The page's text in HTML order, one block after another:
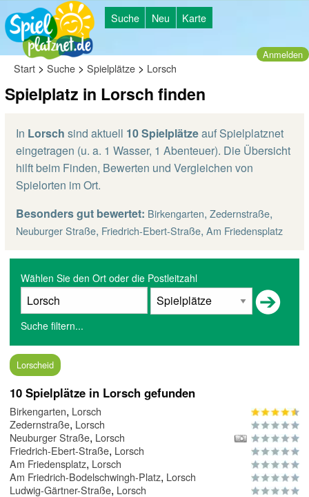
Suche Neu Karte
Anmelden
Start > Suche > Spielplätze > Lorsch
Spielplatz in Lorsch finden
In Lorsch sind aktuell 10 Spielplätzeauf Spielplatznet
eingetragen (u. a. 1 Wasser, 1 Abenteuer). Die Übersicht
hilft beim Finden, Bewerten und Vergleichen von
Spielorten im Ort.
Besonders gut bewertet: Birkengarten, Zedernstraße,
Neuburger Straße, Friedrich-Ebert-Straße, Am Friedensplatz
Wählen Sie den Ort oder die Postleitzahl
Suche filtern...
Lorscheid
10 Spielplätze in Lorsch gefunden
Birkengarten, Lorsch
Zedernstraße, Lorsch
Neuburger Straße, Lorsch
Friedrich-Ebert-Straße, Lorsch
Am Friedensplatz, Lorsch
Am Friedrich-Bodelschwingh-Platz, Lorsch
Ludwig-Gärtner-Straße, Lorsch